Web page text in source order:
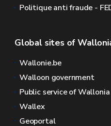
Politique anti fraude -
Global sites of
Wallonie.be
Walloon government
Public service of Wallonia
Wallex
Geoportal